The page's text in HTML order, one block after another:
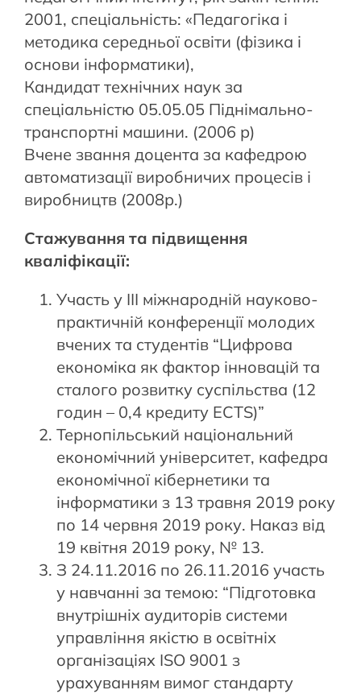
2001, спеціальність: «Педагогіка і
методика середньої освіти (фізика і
основи інформатики),
Кандидат технічних наук за
спеціальністю 05.05.05 Піднімально-
транспортні машини. (2006 р)
Вчене звання доцента за кафедрою
автоматизації виробничих процесів і
виробництв (2008р.)
Стажування та підвищення
кваліфікації:
Участь у ІІІ міжнародній науково-
практичній конференції молодих
вчених та студентів “Цифрова
економіка як фактор інновацій та
сталого розвитку суспільства (12
годин – 0,4 кредиту ECTS)”
Тернопільський національний
економічний університет, кафедра
економічної кібернетики та
інформатики з 13 травня 2019 року
по 14 червня 2019 року. Наказ від
19 квітня 2019 року, № 13.
З 24.11.2016 по 26.11.2016 участь
у навчанні за темою: “Підготовка
внутрішніх аудиторів системи
управління якістю в освітніх
організаціях ISO 9001 з
урахуванням вимог стандарту